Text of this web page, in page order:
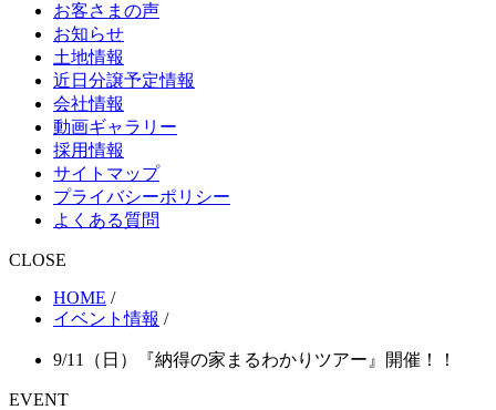
お客さまの声
お知らせ
土地情報
近日分譲予定情報
会社情報
動画ギャラリー
採用情報
サイトマップ
プライバシーポリシー
よくある質問
CLOSE
HOME /
イベント情報 /
9/11（日）『納得の家まるわかりツアー』開催！！
EVENT